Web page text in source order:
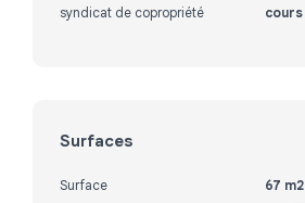
syndicat de copropriété cours
Surfaces
Surface
67 m2